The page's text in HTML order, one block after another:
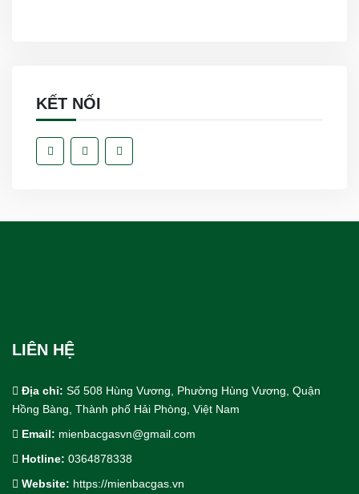
KẾT NỐI
LIÊN HỆ
Địa chỉ: Số 508 Hùng Vương, Phường Hùng Vương, Quận
Hồng Bàng, Thành phố Hải Phòng, Việt Nam
Email: mienbacgasvn@gmail.com
Hotline: 0364878338
Website: https://mienbacgas.vn
Cho Thuê bồn trạm khí công nghiệp